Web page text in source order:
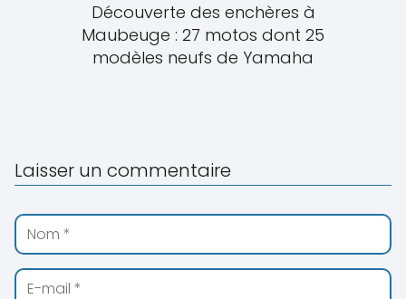
Découverte des enchères à
Maubeuge : 27 motos dont 25
modèles neufs de Yamaha
Laisser un commentaire